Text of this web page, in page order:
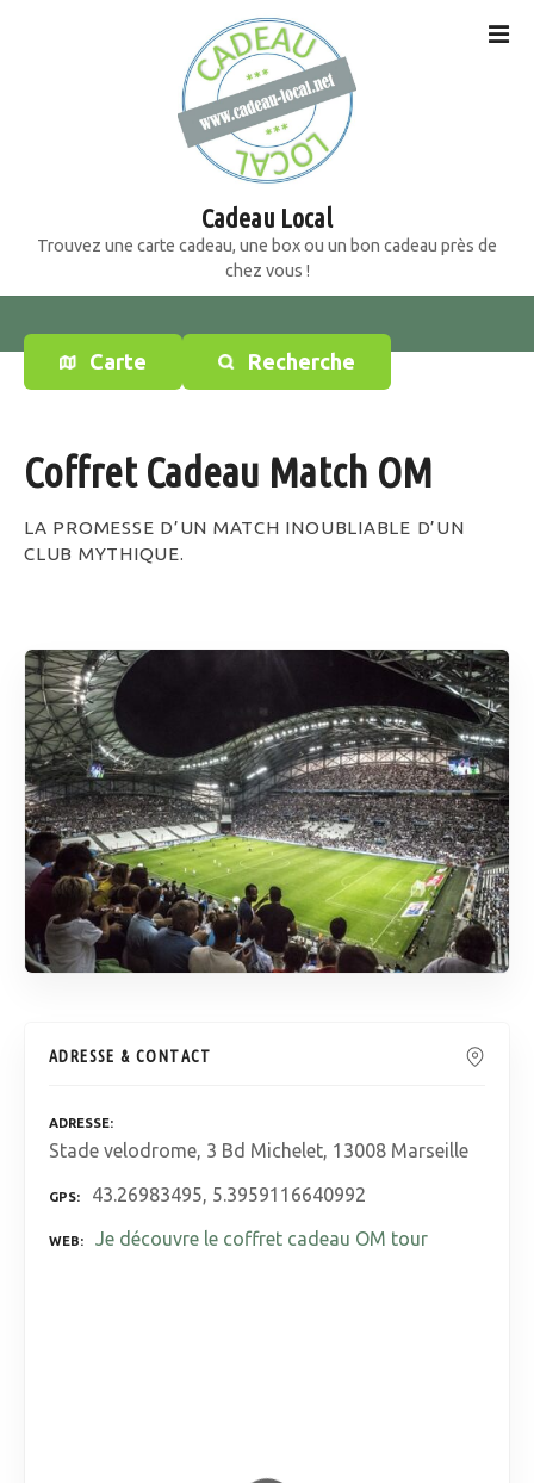
e
t
Cadeau Local
Trouvez une carte cadeau, une box ou un bon cadeau près de
chez vous !
Carte Recherche
Coffret Cadeau Match OM
LA PROMESSE D’UN MATCH INOUBLIABLE D’UN
CLUB MYTHIQUE.
ADRESSE & CONTACT
ADRESSE
Stade velodrome, 3 Bd Michelet, 13008 Marseille
GPS 43.26983495, 5.3959116640992
WEB Je découvre le coffret cadeau OM tour